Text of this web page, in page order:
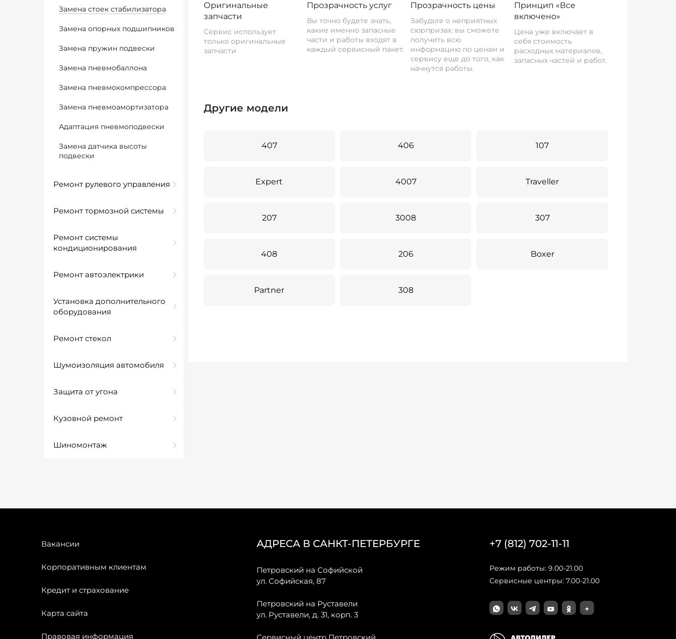
Замена стоек стабилизатора
Замена опорных подшипников
Замена пружин подвески
Замена пневмобаллона
Замена пневмокомпрессора
Замена пневмоамортизатора
Адаптация пневмоподвески
Замена датчика высоты
подвески
Ремонт рулевого управления
Ремонт тормозной системы
Ремонт системы
кондиционирования
Ремонт автоэлектрики
Установка дополнительного
оборудования
Ремонт стекол
Шумоизоляция автомобиля
Защита от угона
Кузовной ремонт
Шиномонтаж
Оригинальные
запчасти
Сервис использует
только оригинальные
запчасти
Прозрачность услуг
Вы точно будете знать,
какие именно запасные
части и работы входят в
каждый сервисный пакет.
Прозрачность цены
Забудьте о неприятных
сюрпризах: вы сможете
получить всю
информацию по ценам и
сервису еще до того, как
начнутся работы.
Принцип «Все
включено»
Цена уже включает в
себя стоимость
расходных материалов,
запасных частей и работ.
Другие модели
407 406 107
Expert 4007 Traveller
207 3008 307
408 206 Boxer
Partner 308
Вакансии
Корпоративным клиентам
Кредит и страхование
Карта сайта
Правовая информация
АДРЕСА В САНКТ-ПЕТЕРБУРГЕ
Петровский на Софийской
ул. Софийская, 87
Петровский на Руставели
ул. Руставели, д. 31, корп. 3
+7 (812) 702-11-11
Режим работы: 9.00-21.00
Сервисные центры: 7.00-21.00